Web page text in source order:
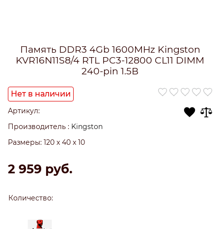
Память DDR3 4Gb 1600MHz Kingston
KVR16N11S8/4 RTL PC3-12800 CL11 DIMM
240-pin 1.5В
Нет в наличии
Артикул:
Производитель : Kingston
Размеры: 120 x 40 x 10
2 959 руб.
Количество: